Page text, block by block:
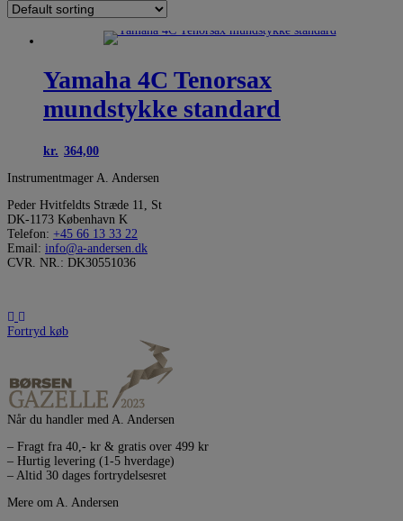
Yamaha 4C Tenorsax
mundstykke standard
kr. 364,00
Instrumentmager A. Andersen
Peder Hvitfeldts Stræde 11, St
DK-1173 København K
Telefon: +45 66 13 33 22
Email: info@a-andersen.dk
CVR. NR.: DK30551036
Fortryd køb
Når du handler med A. Andersen
– Fragt fra 40,- kr & gratis over 499 kr
– Hurtig levering (1-5 hverdage)
– Altid 30 dages fortrydelsesret
Mere om A. Andersen